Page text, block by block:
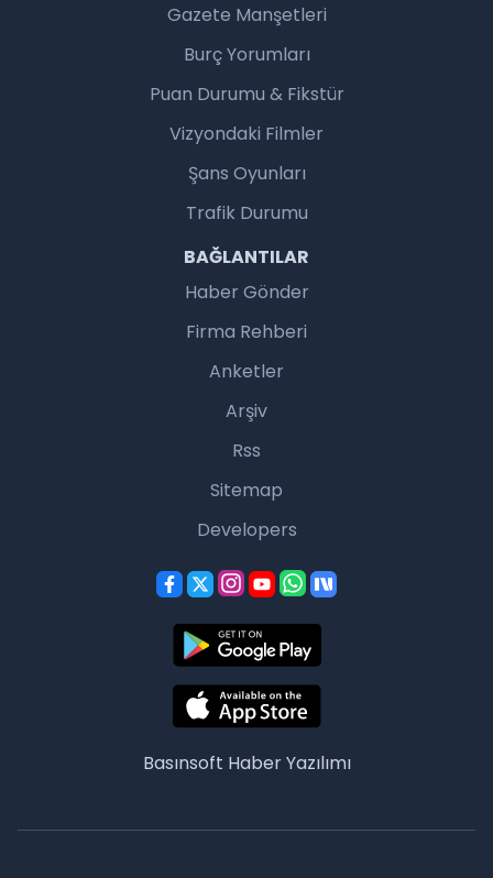
Gazete Manşetleri
Burç Yorumları
Puan Durumu & Fikstür
Vizyondaki Filmler
Şans Oyunları
Trafik Durumu
BAĞLANTILAR
Haber Gönder
Firma Rehberi
Anketler
Arşiv
Rss
Sitemap
Developers
Basınsoft Haber Yazılımı